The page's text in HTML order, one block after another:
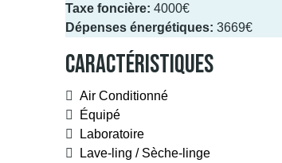
Taxe foncière: 4000€
Dépenses énergétiques: 3669€
Caractéristiques
Air Conditionné
Équipé
Laboratoire
Lave-ling / Sèche-linge